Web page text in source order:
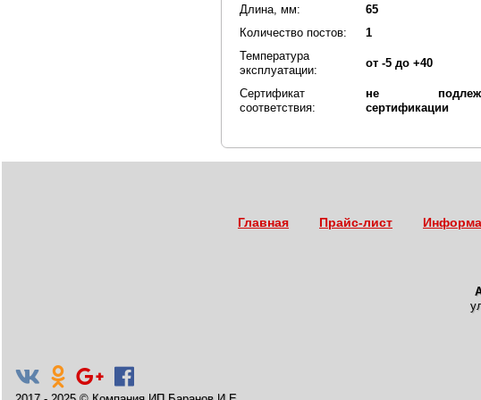
Длина, мм:
65
Количество постов:
1
Температура
эксплуатации:
от -5 до +40
Сертификат
соответствия:
не
сертификации
Главная Прайс-лист